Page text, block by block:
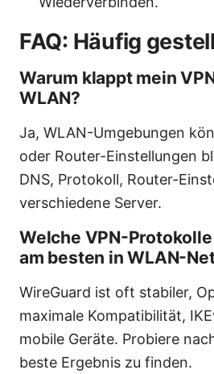
FAQ: Häufig
Warum klappt mein
WLAN?
Ja, WLAN-Umgebungen
oder Router-Einstellungen
DNS, Protokoll, Router-
verschiedene Server.
Welche VPN-
am besten in WLAN-
WireGuard ist oft stabiler,
maximale Kompatibilität,
mobile Geräte. Probiere
beste Ergebnis zu finden.